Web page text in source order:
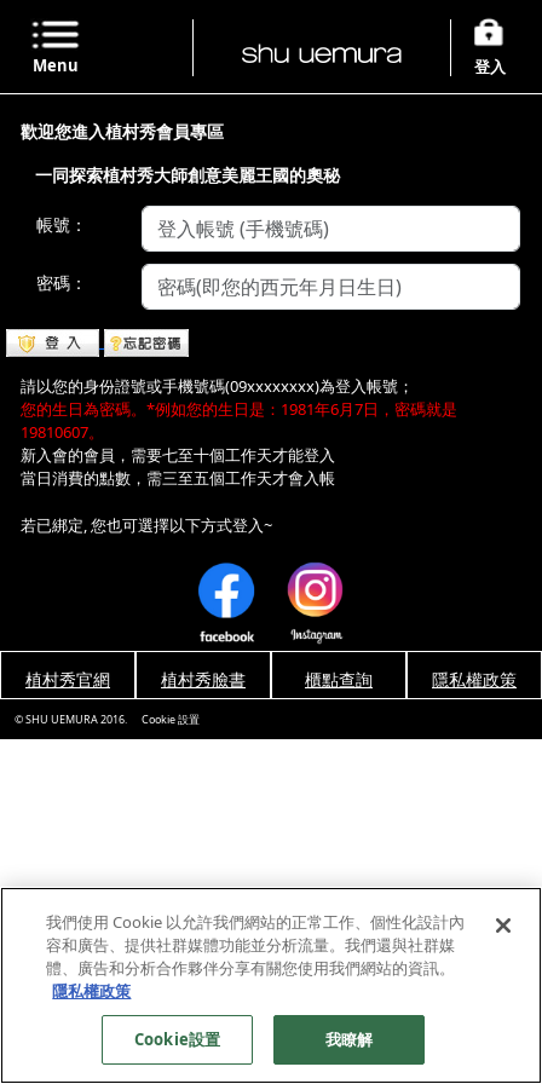
Menu 登入
歡迎您進入植村秀會員專區
一同探索植村秀大師創意美麗王國的奧秘
帳號：
密碼：
請以您的身份證號或手機號碼(09xxxxxxxx)為登入帳號；
您的生日為密碼。*例如您的生日是：1981年6月7日，密碼就是
19810607。
新入會的會員，需要七至十個工作天才能登入
當日消費的點數，需三至五個工作天才會入帳
若已綁定, 您也可選擇以下方式登入~
植村秀官網 植村秀臉書 櫃點查詢 隱私權政策
© SHU UEMURA 2016. Cookie 設置
我們使用 Cookie 以允許我們網站的正常工作、個性化設計內
容和廣告、提供社群媒體功能並分析流量。我們還與社群媒
體、廣告和分析合作夥伴分享有關您使用我們網站的資訊。
隱私權政策
Cookie設置 我瞭解